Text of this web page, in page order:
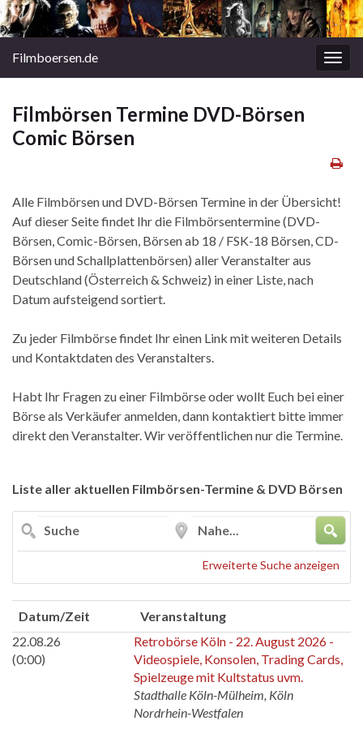
Filmboersen.de
Filmbörsen Termine DVD-Börsen
Comic Börsen
Alle Filmbörsen und DVD-Börsen Termine in der Übersicht!
Auf dieser Seite findet Ihr die Filmbörsentermine (DVD-
Börsen, Comic-Börsen, Börsen ab 18 / FSK-18 Börsen, CD-
Börsen und Schallplattenbörsen) aller Veranstalter aus
Deutschland (Österreich & Schweiz) in einer Liste, nach
Datum aufsteigend sortiert.
Zu jeder Filmbörse findet Ihr einen Link mit weiteren Details
und Kontaktdaten des Veranstalters.
Habt Ihr Fragen zu einer Filmbörse oder wollt Euch bei einer
Börse als Verkäufer anmelden, dann kontaktiert bitte immer
direkt den Veranstalter. Wir veröffentlichen nur die Termine.
Liste aller aktuellen Filmbörsen-Termine & DVD Börsen
Suche Nahe...
Erweiterte Suche anzeigen
Datum/Zeit
Veranstaltung
22.08.26
(0:00)
Retrobörse Köln - 22. August 2026 -
Videospiele, Konsolen, Trading Cards,
Spielzeuge mit Kultstatus uvm.
Stadthalle Köln-Mülheim, Köln
Nordrhein-Westfalen